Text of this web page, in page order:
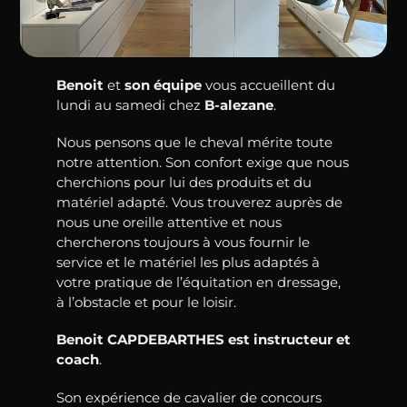
Benoit et son équipe vous accueillent du
lundi au samedi chez B-alezane.
Nous pensons que le cheval mérite toute
notre attention. Son confort exige que nous
cherchions pour lui des produits et du
matériel adapté. Vous trouverez auprès de
nous une oreille attentive et nous
chercherons toujours à vous fournir le
service et le matériel les plus adaptés à
votre pratique de l’équitation en dressage,
à l’obstacle et pour le loisir.
Benoit CAPDEBARTHES est instructeur et
coach.
Son expérience de cavalier de concours